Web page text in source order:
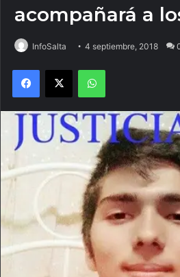
acompañará a
InfoSalta 4 septiembre, 2018
Facebook
X WhatsApp